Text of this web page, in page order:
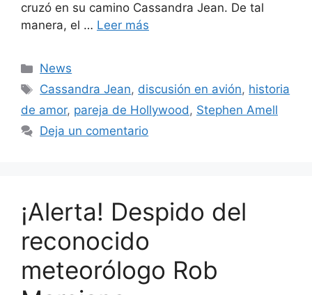
cruzó en su camino Cassandra Jean. De tal
manera, el … Leer más
Categorías
News
Etiquetas
Cassandra Jean, discusión en avión, historia
de amor, pareja de Hollywood, Stephen Amell
Deja un comentario
¡Alerta! Despido del
reconocido
meteorólogo Rob